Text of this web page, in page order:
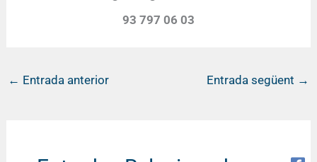
93 797 06 03
← Entrada anterior Entrada següent →